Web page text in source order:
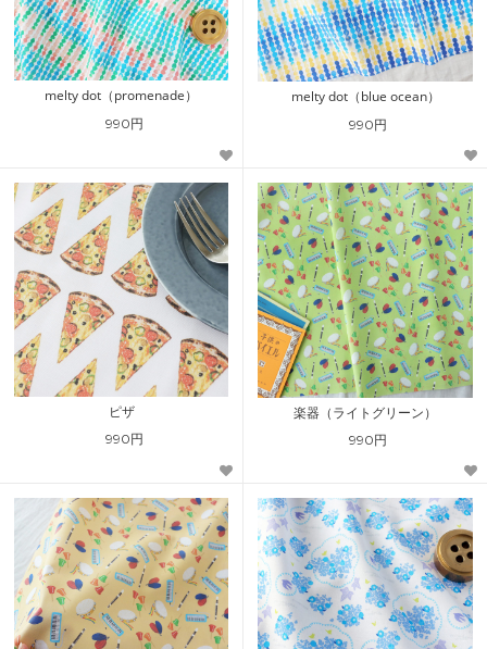
melty dot（promenade）
990円
melty dot（blue ocean）
990円
ピザ
990円
楽器（ライトグリーン）
990円